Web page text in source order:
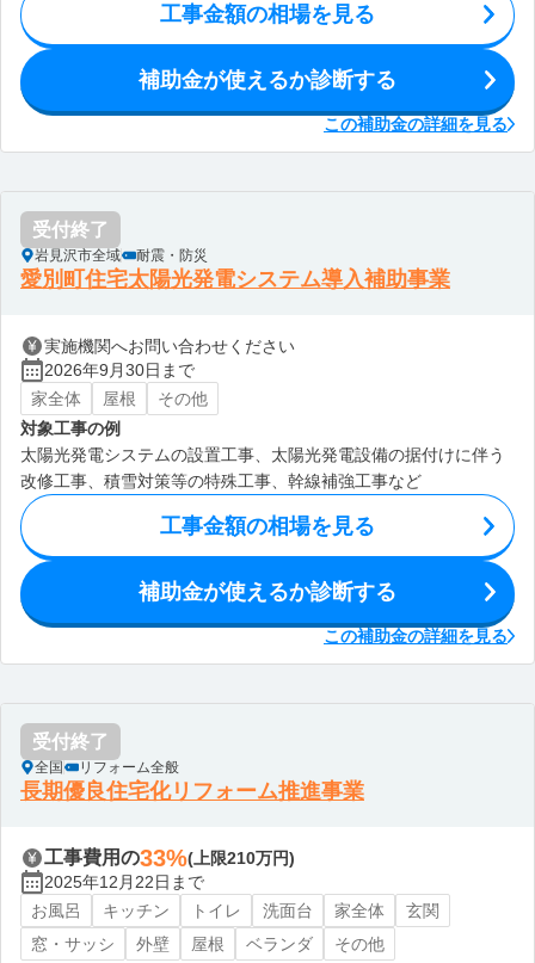
工事金額の相場を見る
補助金が使えるか診断する
この補助金の詳細を見る
受付終了
岩見沢市全域 耐震・防災
愛別町住宅太陽光発電システム導入補助事業
実施機関へお問い合わせください
2026年9月30日まで
家全体
屋根
その他
対象工事の例
太陽光発電システムの設置工事、太陽光発電設備の据付けに伴う
改修工事、積雪対策等の特殊工事、幹線補強工事など
工事金額の相場を見る
補助金が使えるか診断する
この補助金の詳細を見る
受付終了
全国 リフォーム全般
長期優良住宅化リフォーム推進事業
工事費用の33%(上限210万円)
2025年12月22日まで
お風呂
キッチン トイレ 洗面台 家全体
玄関
窓・サッシ
外壁 屋根 ベランダ
その他